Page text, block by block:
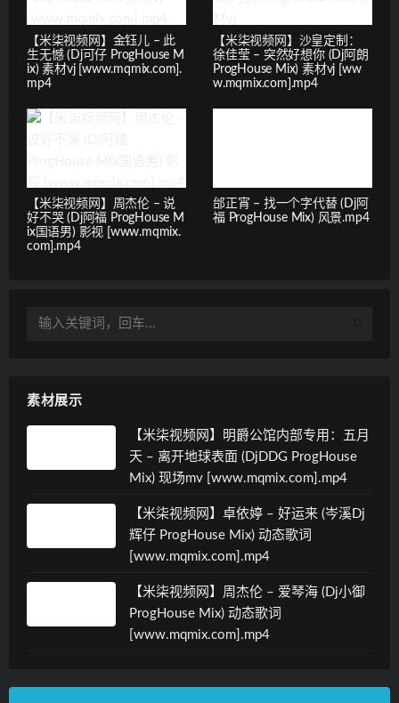
【米柒视频网】金钰儿 – 此
生无憾 (Dj可仔 ProgHouse M
ix) 素材vj [www.mqmix.com].
mp4
【米柒视频网】沙皇定制：
徐佳莹 – 突然好想你 (Dj阿朗
ProgHouse Mix) 素材vj [ww
w.mqmix.com].mp4
【米柒视频网】周杰伦 – 说
好不哭 (Dj阿福 ProgHouse M
ix国语男) 影视 [www.mqmix.
com].mp4
邰正宵 – 找一个字代替 (Dj阿
福 ProgHouse Mix) 风景.mp4
素材展示
【米柒视频网】明爵公馆内部专用：五月
天 – 离开地球表面 (DjDDG ProgHouse
Mix) 现场mv [www.mqmix.com].mp4
【米柒视频网】卓依婷 – 好运来 (岑溪Dj
辉仔 ProgHouse Mix) 动态歌词
[www.mqmix.com].mp4
【米柒视频网】周杰伦 – 爱琴海 (Dj小御
ProgHouse Mix) 动态歌词
[www.mqmix.com].mp4